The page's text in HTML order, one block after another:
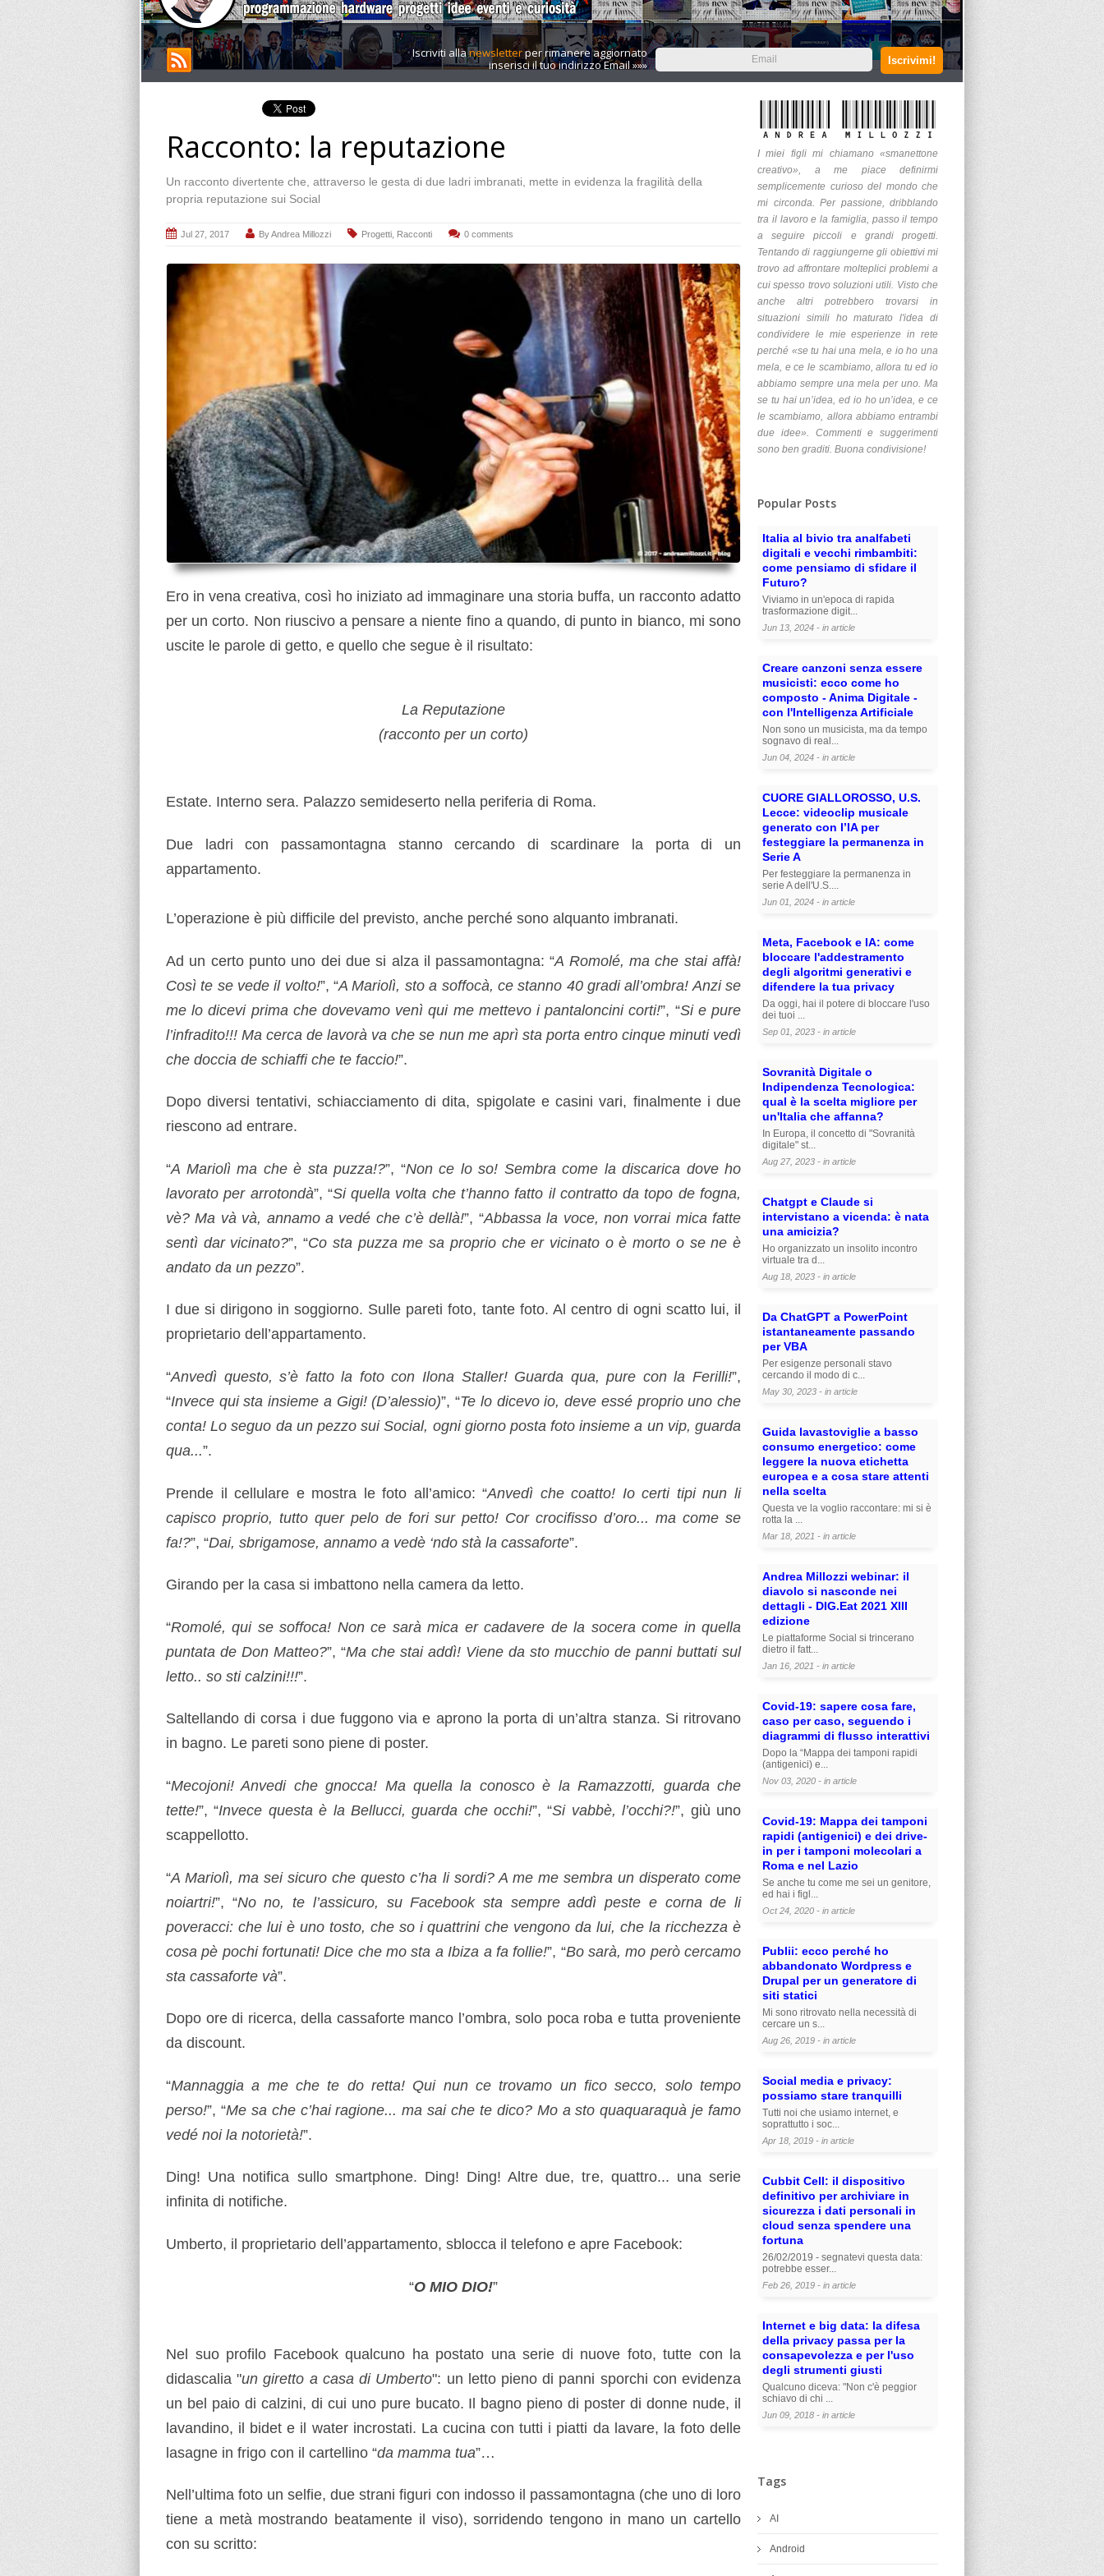
Iscriviti allanewsletterper rimanere aggiornato
inserisci il tuo indirizzo Email »»»
Racconto: la reputazione
Un racconto divertente che, attraverso le gesta di due ladri imbranati, mette in evidenza la fragilità della
propria reputazione sui Social
Jul 27, 2017 ByAndrea Millozzi Progetti Racconti 0 comments
Ero in vena creativa, così ho iniziato ad immaginare una storia buffa, un racconto adatto
per un corto. Non riuscivo a pensare a niente fino a quando, di punto in bianco, mi sono
uscite le parole di getto, e quello che segue è il risultato:
La Reputazione
(racconto per un corto)
Estate. Interno sera. Palazzo semideserto nella periferia di Roma.
Due ladri con passamontagna stanno cercando di scardinare la porta di un
appartamento.
L’operazione è più difficile del previsto, anche perché sono alquanto imbranati.
Ad un certo punto uno dei due si alza il passamontagna: “A Romolé, ma che stai affà!
Così te se vede il volto!”, “A Mariolì, sto a soffocà, ce stanno 40 gradi all’ombra! Anzi se
me lo dicevi prima che dovevamo venì qui me mettevo i pantaloncini corti!”, “Si e pure
l’infradito!!! Ma cerca de lavorà va che se nun me aprì sta porta entro cinque minuti vedì
che doccia de schiaffi che te faccio!”.
Dopo diversi tentativi, schiacciamento di dita, spigolate e casini vari, finalmente i due
riescono ad entrare.
“A Mariolì ma che è sta puzza!?”, “Non ce lo so! Sembra come la discarica dove ho
lavorato per arrotondà”, “Si quella volta che t’hanno fatto il contratto da topo de fogna,
vè? Ma và và, annamo a vedé che c’è dellà!”, “Abbassa la voce, non vorrai mica fatte
sentì dar vicinato?”, “Co sta puzza me sa proprio che er vicinato o è morto o se ne è
andato da un pezzo”.
I due si dirigono in soggiorno. Sulle pareti foto, tante foto. Al centro di ogni scatto lui, il
proprietario dell’appartamento.
“Anvedì questo, s’è fatto la foto con Ilona Staller! Guarda qua, pure con la Ferilli!”,
“Invece qui sta insieme a Gigi! (D’alessio)”, “Te lo dicevo io, deve essé proprio uno che
conta! Lo seguo da un pezzo sui Social, ogni giorno posta foto insieme a un vip, guarda
qua...”.
Prende il cellulare e mostra le foto all’amico: “Anvedì che coatto! Io certi tipi nun li
capisco proprio, tutto quer pelo de fori sur petto! Cor crocifisso d’oro... ma come se
fa!?”, “Dai, sbrigamose, annamo a vedè ‘ndo stà la cassaforte”.
Girando per la casa si imbattono nella camera da letto.
“Romolé, qui se soffoca! Non ce sarà mica er cadavere de la socera come in quella
puntata de Don Matteo?”, “Ma che stai addì! Viene da sto mucchio de panni buttati sul
letto.. so sti calzini!!!”.
Saltellando di corsa i due fuggono via e aprono la porta di un’altra stanza. Si ritrovano
in bagno. Le pareti sono piene di poster.
“Mecojoni! Anvedi che gnocca! Ma quella la conosco è la Ramazzotti, guarda che
tette!”, “Invece questa è la Bellucci, guarda che occhi!”, “Si vabbè, l’occhi?!”, giù uno
scappellotto.
“A Mariolì, ma sei sicuro che questo c’ha li sordi? A me me sembra un disperato come
noiartri!”, “No no, te l’assicuro, su Facebook sta sempre addì peste e corna de li
poveracci: che lui è uno tosto, che so i quattrini che vengono da lui, che la ricchezza è
cosa pè pochi fortunati! Dice che mo sta a Ibiza a fa follie!”, “Bo sarà, mo però cercamo
sta cassaforte và”.
Dopo ore di ricerca, della cassaforte manco l’ombra, solo poca roba e tutta proveniente
da discount.
“Mannaggia a me che te do retta! Qui nun ce trovamo un fico secco, solo tempo
perso!”, “Me sa che c’hai ragione... ma sai che te dico? Mo a sto quaquaraquà je famo
vedé noi la notorietà!”.
Ding! Una notifica sullo smartphone. Ding! Ding! Altre due, tre, quattro... una serie
infinita di notifiche.
Umberto, il proprietario dell’appartamento, sblocca il telefono e apre Facebook:
“O MIO DIO!”
Nel suo profilo Facebook qualcuno ha postato una serie di nuove foto, tutte con la
didascalia "un giretto a casa di Umberto": un letto pieno di panni sporchi con evidenza
un bel paio di calzini, di cui uno pure bucato. Il bagno pieno di poster di donne nude, il
lavandino, il bidet e il water incrostati. La cucina con tutti i piatti da lavare, la foto delle
lasagne in frigo con il cartellino “da mamma tua”…
Nell’ultima foto un selfie, due strani figuri con indosso il passamontagna (che uno di loro
tiene a metà mostrando beatamente il viso), sorridendo tengono in mano un cartello
con su scritto:
I miei figli mi chiamano «smanettone
creativo», a me piace definirmi
semplicemente curioso del mondo che
mi circonda. Per passione, dribblando
tra il lavoro e la famiglia, passo il tempo
a seguire piccoli e grandi progetti.
Tentando di raggiungerne gli obiettivi mi
trovo ad affrontare molteplici problemi a
cui spesso trovo soluzioni utili. Visto che
anche altri potrebbero trovarsi in
situazioni simili ho maturato l'idea di
condividere le mie esperienze in rete
perché «se tu hai una mela, e io ho una
mela, e ce le scambiamo, allora tu ed io
abbiamo sempre una mela per uno. Ma
se tu hai un’idea, ed io ho un’idea, e ce
le scambiamo, allora abbiamo entrambi
due idee». Commenti e suggerimenti
sono ben graditi. Buona condivisione!
Popular Posts
Italia al bivio tra analfabeti
digitali e vecchi rimbambiti:
come pensiamo di sfidare il
Futuro?
Viviamo in un'epoca di rapida
trasformazione digit...
Jun 13, 2024 - in article
Creare canzoni senza essere
musicisti: ecco come ho
composto - Anima Digitale -
con l'Intelligenza Artificiale
Non sono un musicista, ma da tempo
sognavo di real...
Jun 04, 2024 - in article
CUORE GIALLOROSSO, U.S.
Lecce: videoclip musicale
generato con l’IA per
festeggiare la permanenza in
Serie A
Per festeggiare la permanenza in
serie A dell'U.S....
Jun 01, 2024 - in article
Meta, Facebook e IA: come
bloccare l'addestramento
degli algoritmi generativi e
difendere la tua privacy
Da oggi, hai il potere di bloccare l'uso
dei tuoi ...
Sep 01, 2023 - in article
Sovranità Digitale o
Indipendenza Tecnologica:
qual è la scelta migliore per
un'Italia che affanna?
In Europa, il concetto di "Sovranità
digitale" st...
Aug 27, 2023 - in article
Chatgpt e Claude si
intervistano a vicenda: è nata
una amicizia?
Ho organizzato un insolito incontro
virtuale tra d...
Aug 18, 2023 - in article
Da ChatGPT a PowerPoint
istantaneamente passando
per VBA
Per esigenze personali stavo
cercando il modo di c...
May 30, 2023 - in article
Guida lavastoviglie a basso
consumo energetico: come
leggere la nuova etichetta
europea e a cosa stare attenti
nella scelta
Questa ve la voglio raccontare: mi si è
rotta la ...
Mar 18, 2021 - in article
Andrea Millozzi webinar: il
diavolo si nasconde nei
dettagli - DIG.Eat 2021 XIII
edizione
Le piattaforme Social si trincerano
dietro il fatt...
Jan 16, 2021 - in article
Covid-19: sapere cosa fare,
caso per caso, seguendo i
diagrammi di flusso interattivi
Dopo la “Mappa dei tamponi rapidi
(antigenici) e...
Nov 03, 2020 - in article
Covid-19: Mappa dei tamponi
rapidi (antigenici) e dei drive-
in per i tamponi molecolari a
Roma e nel Lazio
Se anche tu come me sei un genitore,
ed hai i figl...
Oct 24, 2020 - in article
Publii: ecco perché ho
abbandonato Wordpress e
Drupal per un generatore di
siti statici
Mi sono ritrovato nella necessità di
cercare un s...
Aug 26, 2019 - in article
Social media e privacy:
possiamo stare tranquilli
Tutti noi che usiamo internet, e
soprattutto i soc...
Apr 18, 2019 - in article
Cubbit Cell: il dispositivo
definitivo per archiviare in
sicurezza i dati personali in
cloud senza spendere una
fortuna
26/02/2019 - segnatevi questa data:
potrebbe esser...
Feb 26, 2019 - in article
Internet e big data: la difesa
della privacy passa per la
consapevolezza e per l'uso
degli strumenti giusti
Qualcuno diceva: "Non c'è peggior
schiavo di chi ...
Jun 09, 2018 - in article
Tags
AI
Android